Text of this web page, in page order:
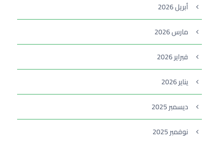
أبريل 2026
مارس 2026
فبراير 2026
يناير 2026
ديسمبر 2025
نوفمبر 2025